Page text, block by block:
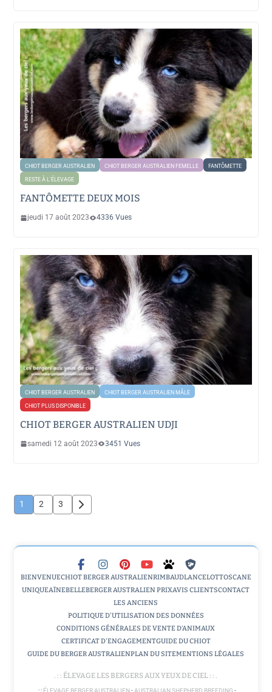
CHIOT BERGER AUSTRALIEN CHIOT BERGER AUSTRALIEN FEMELLE FANTÔMETTE
RESTE À L'ÉLEVAGE
FANTÔMETTE DEUX MOIS
jeudi 17 août 2023 4336 Vues
CHIOT BERGER AUSTRALIEN CHIOT BERGER AUSTRALIEN MÂLE
CHIOT PLUS DISPONIBLE
CHIOT BERGER AUSTRALIEN UDJI
samedi 12 août 2023 3451 Vues
PAGINATION
PUBLICATIONS
1 2 3
BIENVENUECHIOT BERGER AUSTRALIENRIMBAUDLANCELOTTOSCANE
UNIQUEAÏNEBELLEBERGER AUSTRALIEN PRIXAVIS CLIENTSCONTACT
LES ANCIENS
POLITIQUE D'UTILISATION DES DONNÉES
CONDITIONS GÉNÉRALES DE VENTE D’ANIMAUX
CERTIFICAT D'ENGAGEMENTGUIDE DU CHIOT
GUIDE DU BERGER AUSTRALIENPLAN DU SITEMENTIONS LÉGALES
. : : ÉLEVAGE LES BERGERS AUX YEUX DE CIEL: : .
. : : ÉLEVAGE BERGER AUSTRALIEN - AUSTRALIAN SHEPHERD BREEDING -